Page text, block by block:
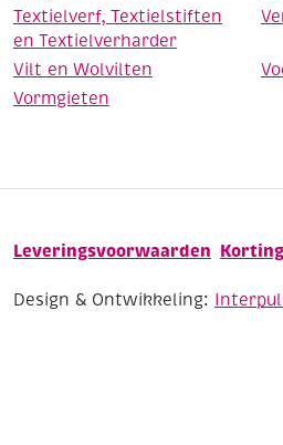
Textielverf, Textielstiften
en Textielverharder
Vilt en Wolvilten
Vormgieten
Leveringsvoorwaarden
Design & Ontwikkeling: